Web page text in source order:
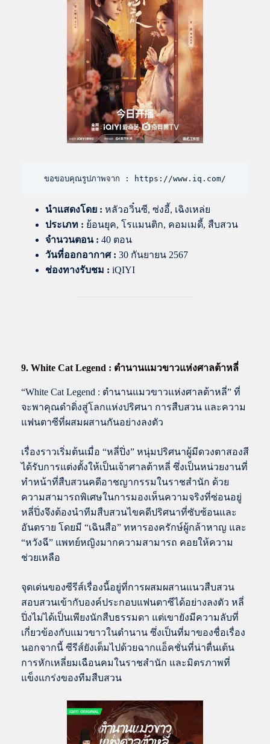
ขอขอบคุณรูปภาพจาก : https://www.iq.com/
นำแสดงโดย : หลัวอวิ๋นซี, ซ่งอี้, เฉิงเหล่ย
ประเภท : ย้อนยุค, โรแมนติก, คอมเมดี้, สืบสวน
จำนวนตอน : 40 ตอน
วันที่ออกอากาศ : 30 กันยายน 2567
ช่องทางรับชม : iQIYI
9. White Cat Legend : ตำนานแมวขาวแห่งศาลต้าหลี่
“White Cat Legend : ตำนานแมวขาวแห่งศาลต้าหลี่” ที่
จะพาคุณดำดิ่งสู่โลกแห่งปริศนา การสืบสวน และความ
แฟนตาซีที่ผสมผสานกันอย่างลงตัว
เรื่องราวเริ่มต้นเมื่อ “หลี่ปิ่ง” หนุ่มปริศนาผู้มีดวงตาสองสี
ได้รับการแต่งตั้งให้เป็นเจ้าศาลต้าหลี่ ซึ่งเป็นหน่วยงานที่
ทำหน้าที่สืบสวนคดีอาชญากรรมในราชสำนัก ด้วย
ความสามารถพิเศษในการมองเห็นความจริงที่ซ่อนอยู่
หลี่ปิ่งจึงต้องนำทีมสืบสวนไขคดีปริศนาที่ซับซ้อนและ
อันตราย โดยมี “เฉินสือ” ทหารองครักษ์ผู้กล้าหาญ และ
“หวังฉี” แพทย์หญิงมากความสามารถ คอยให้ความ
ช่วยเหลือ
จุดเด่นของซีรีส์เรื่องนี้อยู่ที่การผสมผสานแนวสืบสวน
สอบสวนเข้ากับองค์ประกอบแฟนตาซีได้อย่างลงตัว หลี่
ปิ่งไม่ได้เป็นเพียงนักสืบธรรมดา แต่เขายังมีความลับที่
เกี่ยวข้องกับแมวขาวในตำนาน ซึ่งเป็นที่มาของชื่อเรื่อง
นอกจากนี้ ซีรีส์ยังเต็มไปด้วยฉากแอ็คชั่นที่น่าตื่นเต้น
การหักเหลี่ยมเฉือนคมในราชสำนัก และมิตรภาพที่
แข็งแกร่งของทีมสืบสวน